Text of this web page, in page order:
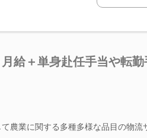
給＋単身赴任手当や転勤
農業に関する多種多様な品目の物流